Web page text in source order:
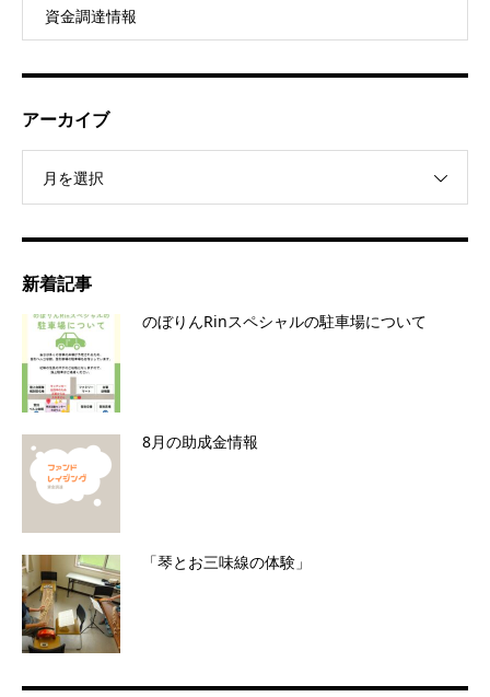
資金調達情報
アーカイブ
月を選択
新着記事
のぼりんRinスペシャルの駐車場について
8月の助成金情報
「琴とお三味線の体験」